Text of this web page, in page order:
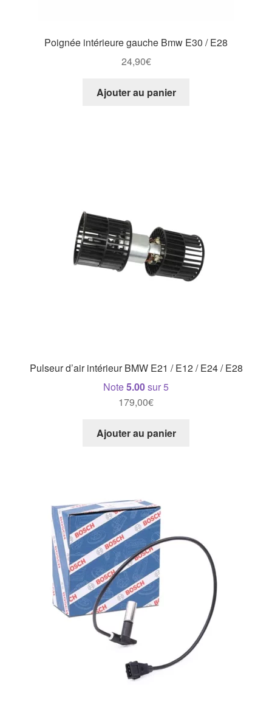
Poignée intérieure gauche Bmw E30 / E28
24,90€
Ajouter au panier
Pulseur d’air intérieur BMW E21 / E12 / E24 / E28
Note5.00sur 5
179,00€
Ajouter au panier